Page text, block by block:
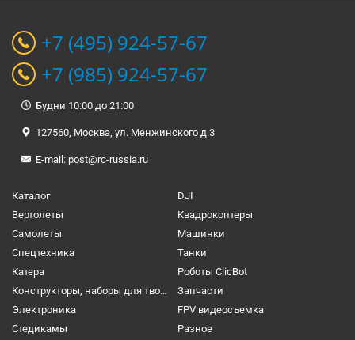
+7 (495) 924-57-67
+7 (985) 924-57-67
Будни 10:00 до 21:00
127560, Москва, ул. Менжинского д.3
E-mail: post@rc-russia.ru
Каталог
DJI
Вертолеты
Квадрокоптеры
Самолеты
Машинки
Спецтехника
Танки
Катера
Роботы ClicBot
Конструкторы, наборы для творчества и настольные игры
Запчасти
Электроника
FPV видеосъемка
Cтедикамы
Разное